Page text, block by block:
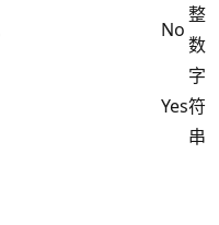
No
整
数
Yes
字
符
串